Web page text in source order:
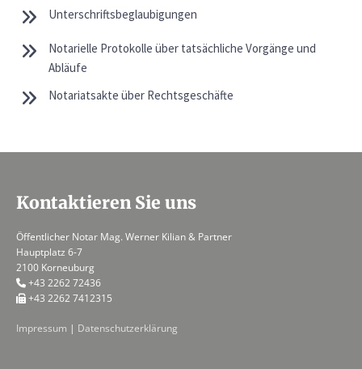
Unterschriftsbeglaubigungen
Notarielle Protokolle über tatsächliche Vorgänge und
Abläufe
Notariatsakte über Rechtsgeschäfte
Kontaktieren Sie uns
Öffentlicher Notar Mag. Werner Kilian & Partner
Hauptplatz 6-7
2100 Korneuburg
 +43 2262 72436
 +43 2262 7412315
Impressum | Datenschutzerklärung